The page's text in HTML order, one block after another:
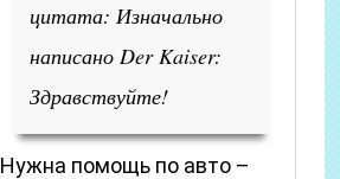
цитата: Изначально
написано Der Kaiser:
Здравствуйте!
Нужна помощь по авто –